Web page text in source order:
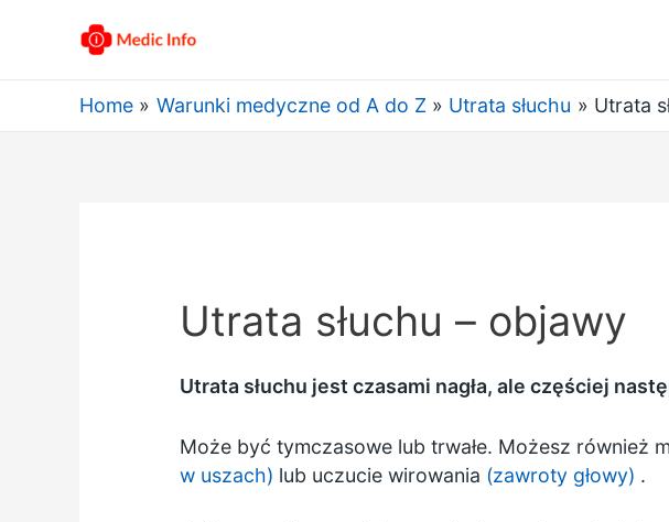
Home Warunki medyczne od A do Z Utrata słuchu Utrata
Utrata słuchu – objawy
Utrata słuchu jest czasami nagła, ale częściej
Może być tymczasowe lub trwałe. Możesz również
w uszach) lub uczucie wirowania (zawroty głowy) .